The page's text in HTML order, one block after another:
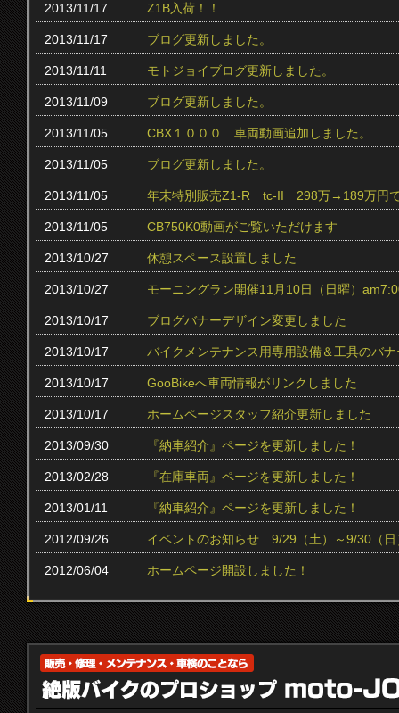
2013/11/17 Z1B入荷！！
2013/11/17 ブログ更新しました。
2013/11/11 モトジョイブログ更新しました。
2013/11/09 ブログ更新しました。
2013/11/05 CBX１０００ 車両動画追加しました。
2013/11/05 ブログ更新しました。
2013/11/05 年末特別販売Z1-R tc‐II 298万→189万円
2013/11/05 CB750K0動画がご覧いただけます
2013/10/27 休憩スペース設置しました
2013/10/27 モーニングラン開催11月10日（日曜）
2013/10/17 ブログバナーデザイン変更しました
2013/10/17 バイクメンテナンス用専用設備＆工具のバ
2013/10/17 GooBikeへ車両情報がリンクしました
2013/10/17 ホームページスタッフ紹介更新しました
2013/09/30 『納車紹介』ページを更新しました！
2013/02/28 『在庫車両』ページを更新しました！
2013/01/11 『納車紹介』ページを更新しました！
2012/09/26 イベントのお知らせ 9/29（土）～9/30（日
2012/06/04 ホームページ開設しました！